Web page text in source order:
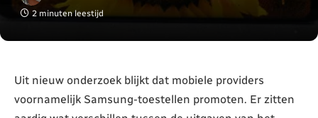
2 minuten leestijd
Uit nieuw onderzoek blijkt dat mobiele providers
voornamelijk Samsung-toestellen promoten. Er zitten